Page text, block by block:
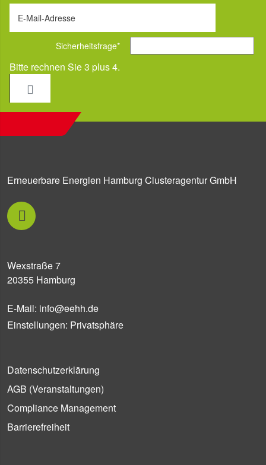
E-Mail-Adresse
Sicherheitsfrage*
Bitte rechnen Sie 3 plus 4.
Erneuerbare Energien Hamburg Clusteragentur GmbH
Wexstraße 7
20355 Hamburg
E-Mail: info@eehh.de
Einstellungen: Privatsphäre
Datenschutzerklärung
AGB (Ver­an­stal­tun­gen)
Compliance Management
Barrierefreiheit